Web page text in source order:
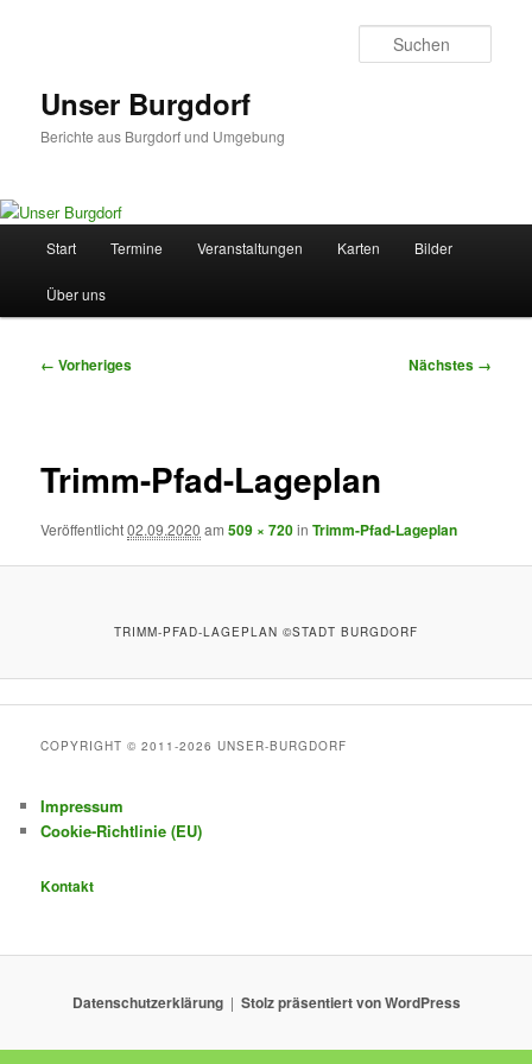
Unser Burgdorf
Berichte aus Burgdorf und Umgebung
Start Termine Veranstaltungen Karten Bilder
Über uns
Bilder-
← Vorheriges Nächstes →
Trimm-Pfad-Lageplan
Veröffentlicht02.09.2020 am509 × 720inTrimm-Pfad-Lageplan
TRIMM-PFAD-LAGEPLAN ©STADT BURGDORF
COPYRIGHT © 2011-2026 UNSER-BURGDORF
Impressum
Cookie-Richtlinie (EU)
Kontakt
Datenschutzerklärung Stolz präsentiert von WordPress